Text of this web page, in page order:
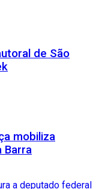
de São
mobiliza
Barra